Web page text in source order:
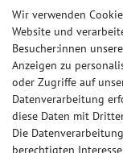
Wir verwenden
Website und
Besucher:innen
Anzeigen zu
oder Zugriffe auf
Datenverarbeitung
diese Daten mit
Die
berechtigten